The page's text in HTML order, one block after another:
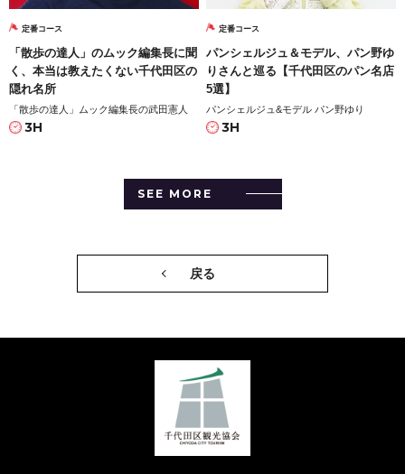
定番コース
「散歩の達人」のムック編集長に聞
く、本当は教えたくない千代田区の
隠れ名所
「散歩の達人」ムック編集長の武田憲人
3H
定番コース
パンシェルジュ＆モデル、パン野ゆ
りさんと巡る【千代田区のパン名店
5選】
パンシェルジュ&モデル パン野ゆり
3H
SEE MORE
戻る